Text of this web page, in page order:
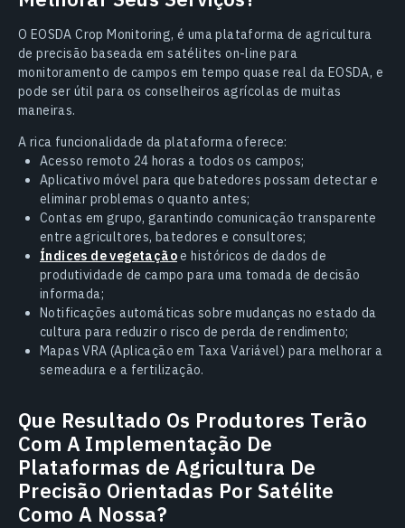
O EOSDA Crop Monitoring, é uma plataforma de agricultura
de precisão baseada em satélites on-line para
monitoramento de campos em tempo quase real da EOSDA, e
pode ser útil para os conselheiros agrícolas de muitas
maneiras.
A rica funcionalidade da plataforma oferece:
Acesso remoto 24 horas a todos os campos;
Aplicativo móvel para que batedores possam detectar e
eliminar problemas o quanto antes;
Contas em grupo, garantindo comunicação transparente
entre agricultores, batedores e consultores;
Índices de vegetaçãoe históricos de dados de
produtividade de campo para uma tomada de decisão
informada;
Notificações automáticas sobre mudanças no estado da
cultura para reduzir o risco de perda de rendimento;
Mapas VRA (Aplicação em Taxa Variável) para melhorar a
semeadura e a fertilização.
Que Resultado Os Produtores Terão
Com A Implementação De
Plataformas de Agricultura De
Precisão Orientadas Por Satélite
Como A Nossa?